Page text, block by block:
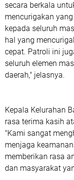
secara berkala
mencurigakan
kepada seluruh
hal yang
cepat. Patroli ini
seluruh elemen
daerah," jelasnya.
Kepala Kelurahan
rasa terima kasih
"Kami sangat
menjaga
memberikan rasa
dan masyarakat